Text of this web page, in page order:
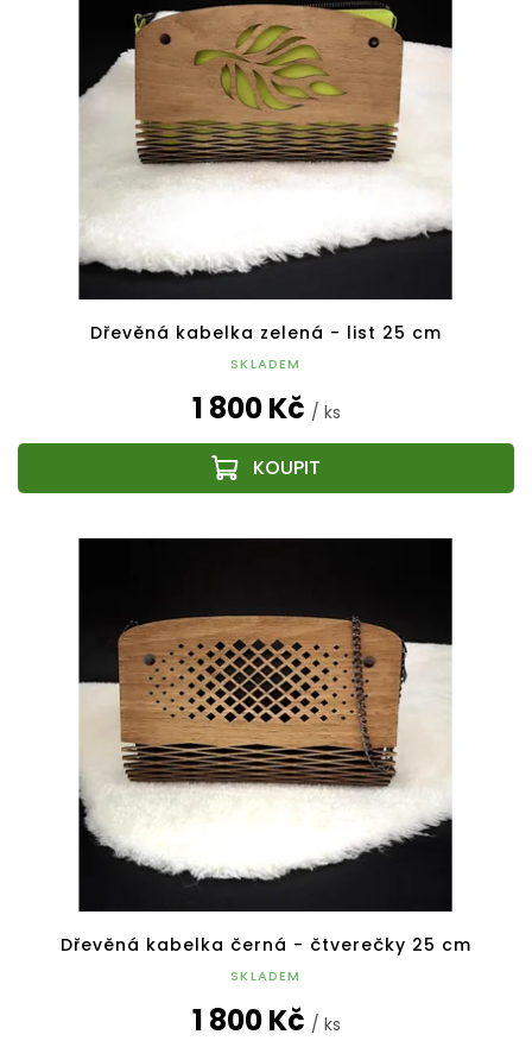
Dřevěná kabelka zelená - list 25 cm
SKLADEM
1 800 Kč / ks
Dřevěná kabelka černá - čtverečky 25 cm
SKLADEM
1 800 Kč / ks